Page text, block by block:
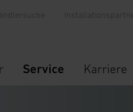
Service Karriere